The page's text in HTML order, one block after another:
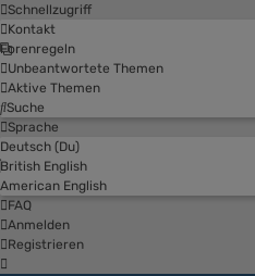
Schnellzugriff
Kontakt
Forenregeln
Unbeantwortete Themen
Aktive Themen
Suche
Sprache
Deutsch (Du)
British English
American English
FAQ
Anmelden
Registrieren